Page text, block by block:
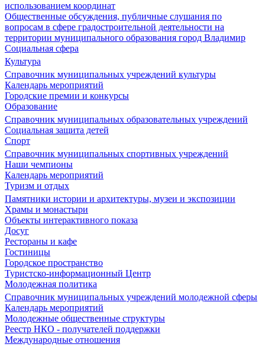
использованием координат
Общественные обсуждения, публичные слушания по
вопросам в сфере градостроительной деятельности на
территории муниципального образования город Владимир
Социальная сфера
Культура
Справочник муниципальных учреждений культуры
Календарь мероприятий
Городские премии и конкурсы
Образование
Справочник муниципальных образовательных учреждений
Социальная защита детей
Спорт
Справочник муниципальных спортивных учреждений
Наши чемпионы
Календарь мероприятий
Туризм и отдых
Памятники истории и архитектуры, музеи и экспозиции
Храмы и монастыри
Объекты интерактивного показа
Досуг
Рестораны и кафе
Гостиницы
Городское пространство
Туристско-информационный Центр
Молодежная политика
Справочник муниципальных учреждений молодежной сферы
Календарь мероприятий
Молодежные общественные структуры
Реестр НКО - получателей поддержки
Международные отношения